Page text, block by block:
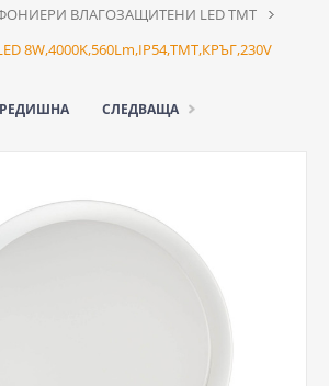
ВЛАГОЗАЩИТЕНИ LED ТМТ
8W,4000K,560Lm,IP54,ТМТ,КРЪГ,230V
СЛЕДВАЩА